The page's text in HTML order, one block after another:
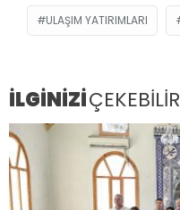
ULAŞIM YATIRIMLARI
İLGİNİZİÇEKEBİLİR